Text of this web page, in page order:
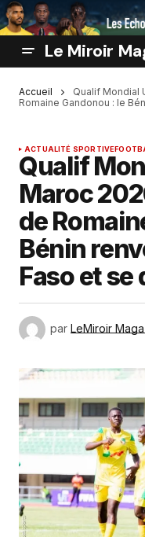
Le Miroir
Accueil
Qualif Mondial
Romaine Gandonou : le
ACTUALITÉ SPORTIVE
Qualif
Maroc
de
Bénin
Faso et se
par LeMiroir